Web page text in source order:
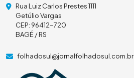
Rua Luiz Carlos Prestes 1111
Getúlio Vargas
CEP: 96412-720
BAGÉ / RS
folhadosul@jornalfolhadosul.com.br